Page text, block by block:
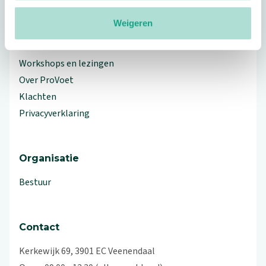
Weigeren
Branche Informatiecentrum
Workshops en lezingen
Over ProVoet
Klachten
Privacyverklaring
Organisatie
Bestuur
Contact
Kerkewijk 69, 3901 EC Veenendaal